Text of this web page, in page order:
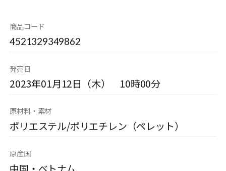
商品コード
4521329349862
発売日
2023年01月12日（木） 10時00分
原材料・素材
ポリエステル/ポリエチレン（ペレット）
原産国